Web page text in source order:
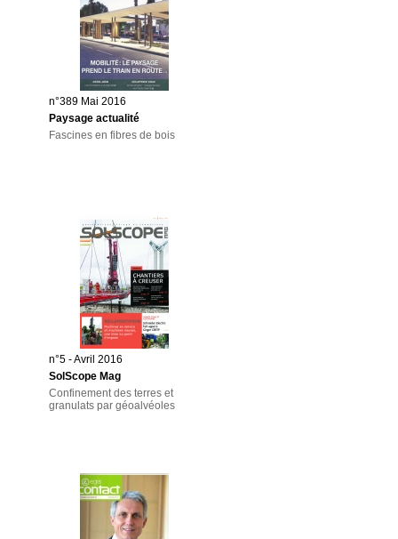
n°389 Mai 2016
Paysage actualité
Fascines en fibres de bois
n°5 - Avril 2016
SolScope Mag
Confinement des terres et
granulats par géoalvéoles